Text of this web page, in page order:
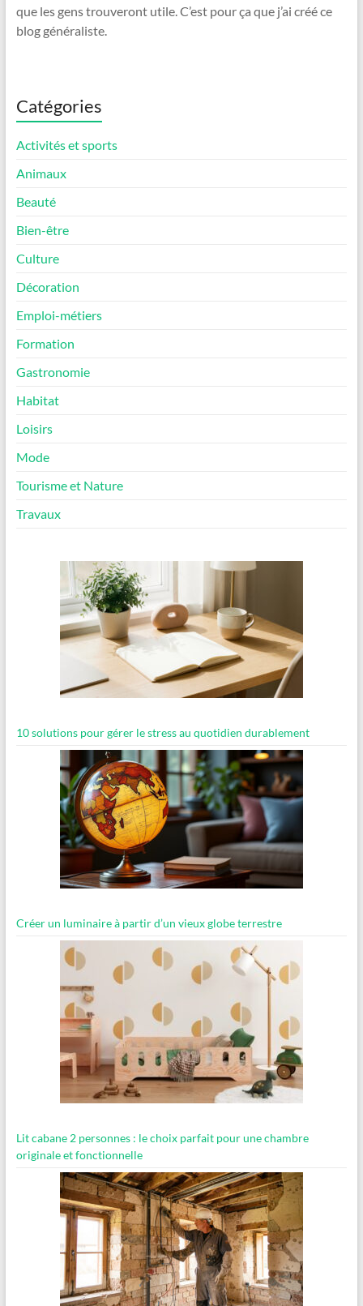
que les gens trouveront utile. C’est pour ça que j’ai créé ce
blog généraliste.
Catégories
Activités et sports
Animaux
Beauté
Bien-être
Culture
Décoration
Emploi-métiers
Formation
Gastronomie
Habitat
Loisirs
Mode
Tourisme et Nature
Travaux
10 solutions pour gérer le stress au quotidien durablement
Créer un luminaire à partir d’un vieux globe terrestre
Lit cabane 2 personnes : le choix parfait pour une chambre
originale et fonctionnelle